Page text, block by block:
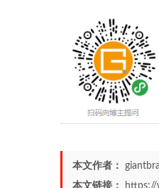
本文作者：
本文链接：